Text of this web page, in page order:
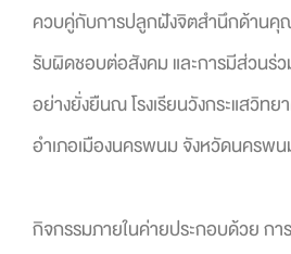
ควบคู่กับการปลูกฝังจิตสำนึกด้านคุ
รับผิดชอบต่อสังคม และการมีส่วนร่
อย่างยั่งยืนณ โรงเรียนวังกระแสวิท
อำเภอเมืองนครพนม จังหวัดนครพ
กิจกรรมภายในค่ายประกอบด้วย ก